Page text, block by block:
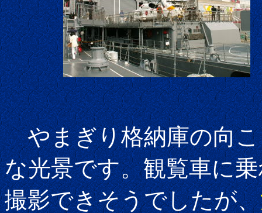
やまぎり格納庫の向こ
な光景です。観覧車に
撮影できそうでしたが、